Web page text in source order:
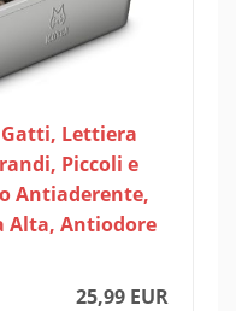
Lettiera
Piccoli e
Antiaderente,
Alta, Antiodore
25,99 EUR